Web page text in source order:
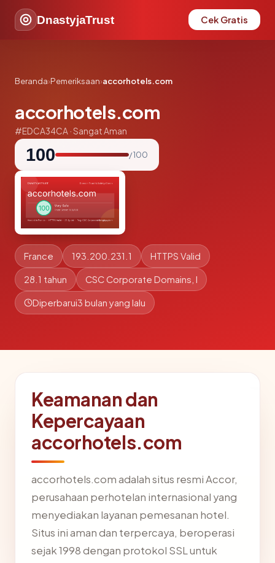
DnastyjaTrust Cek Gratis
Beranda›Pemeriksaan›accorhotels.com
accorhotels.com
#EDCA34CA · Sangat Aman
100 / 100
France 193.200.231.1 HTTPS Valid
28.1 tahun CSC Corporate Domains, I
Diperbarui3 bulan yang lalu
Keamanan dan
Kepercayaan
accorhotels.com
accorhotels.com adalah situs resmi Accor,
perusahaan perhotelan internasional yang
menyediakan layanan pemesanan hotel.
Situs ini aman dan terpercaya, beroperasi
sejak 1998 dengan protokol SSL untuk